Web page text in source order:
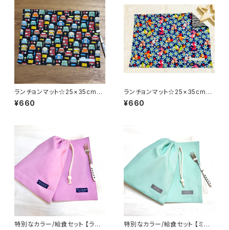
ランチョンマット☆25×35cmブ
ラック【レトロカー柄】★RM.
車 男の子 裏地付き｜通園通
¥660
ランチョンマット☆25×35cm
【レトロアニマル柄】★RM. 動
物 ウサギ 女の子｜通園通学
¥660
特別なカラー/給食セット 【ライ
特別なカラー/給食セット 【ミン